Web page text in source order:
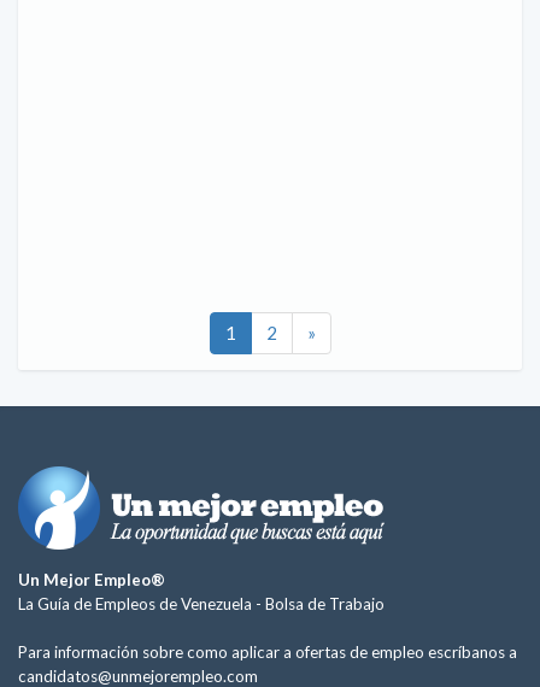
1 2 »
Un Mejor Empleo®
La Guía de Empleos de Venezuela - Bolsa de Trabajo
Para información sobre como aplicar a ofertas de empleo escríbanos a
candidatos@unmejorempleo.com